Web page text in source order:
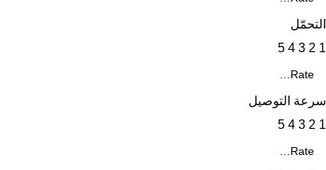
التحمّل
1
2
3
4
5
سرعة التوصيل
1
2
3
4
5